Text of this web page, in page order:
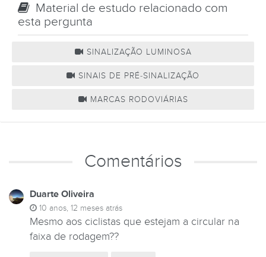
Material de estudo relacionado com
esta pergunta
SINALIZAÇÃO LUMINOSA
SINAIS DE PRÉ-SINALIZAÇÃO
MARCAS RODOVIÁRIAS
Comentários
Duarte Oliveira
10 anos, 12 meses atrás
Mesmo aos ciclistas que estejam a circular na
faixa de rodagem??